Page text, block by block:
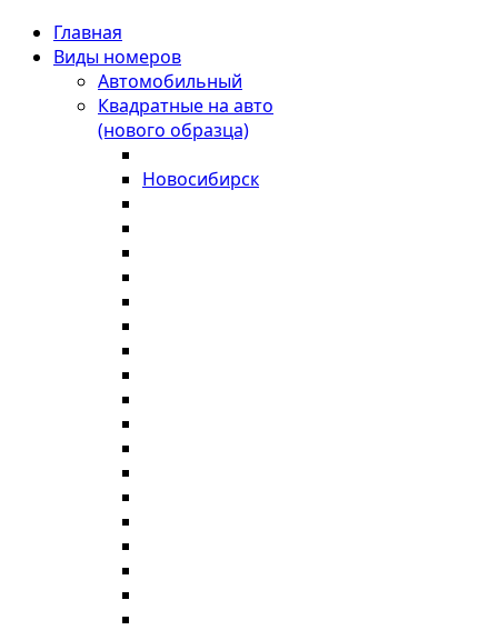
Главная
Виды номеров
Автомобильный
Квадратные на авто
(нового образца)
Новосибирск